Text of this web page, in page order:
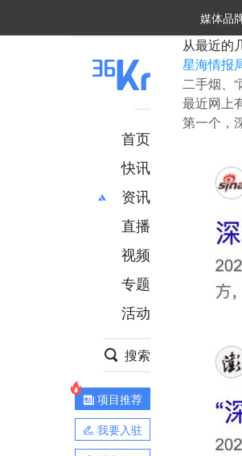
媒体品
首页
快讯
资讯
推荐
财经
项目推荐
安徽
直播
视频
专题
活动
搜索
项目推荐
我要入驻
从最近的
星海情报
二手烟、
最近网上
第一个，